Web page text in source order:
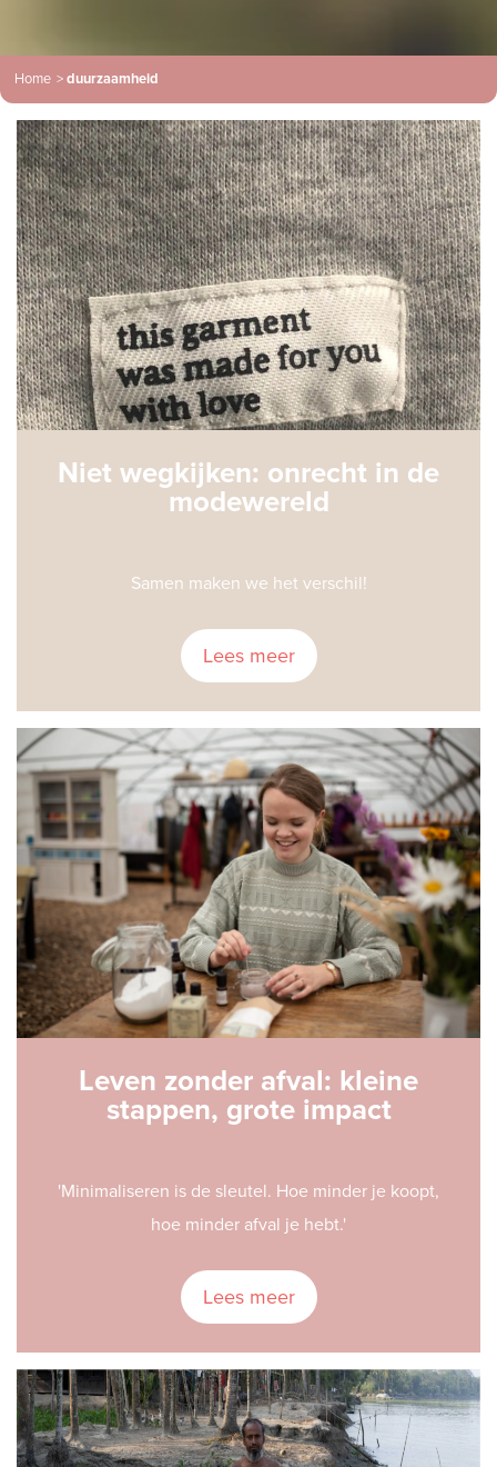
Home >duurzaamheid
Niet wegkijken: onrecht in de
modewereld
Samen maken we het verschil!
Lees meer
Leven zonder afval: kleine
stappen, grote impact
'Minimaliseren is de sleutel. Hoe minder je koopt,
hoe minder afval je hebt.'
Lees meer